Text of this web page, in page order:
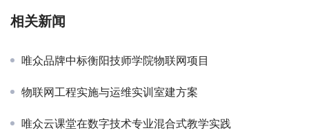
相关新闻
唯众品牌中标衡阳技师学院物联网项目
物联网工程实施与运维实训室建方案
唯众云课堂在数字技术专业混合式教学实践